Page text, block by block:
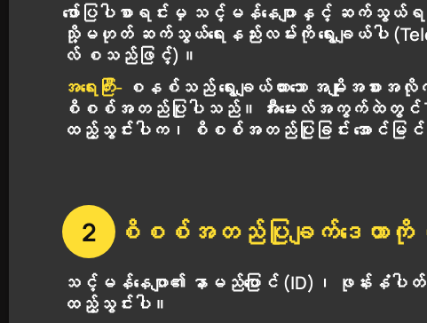
ဖော်ပြပါစာရင်းမှ သင့်မန်နေဂျာနှင့် ဆက်သွယ်
သို့မဟုတ် ဆက်သွယ်ရေးနည်းလမ်းကို ရွေးချယ်ပါ
လ် စသည်ဖြင့်)။
အရေးကြီး- စနစ်သည် ရွေးချယ်ထားသော အမျိုးအစားအလို
စိစစ်အတည်ပြုပါသည်။ အီးမေးလ်အကွက်ထဲတွင်
ထည့်သွင်းပါက၊ စိစစ်အတည်ပြုခြင်း အောင်မ
2 စိစစ်အတည်ပြုချက်ဒေတာကို
သင့်မန်နေဂျာ၏ နာမည်ပြောင် (ID)၊ ဖုန်းနံပ
ထည့်သွင်းပါ။